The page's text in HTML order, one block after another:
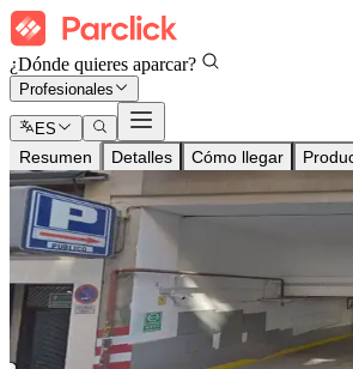
¿Dónde quieres aparcar?
Profesionales
ES
Resumen Detalles Cómo llegar